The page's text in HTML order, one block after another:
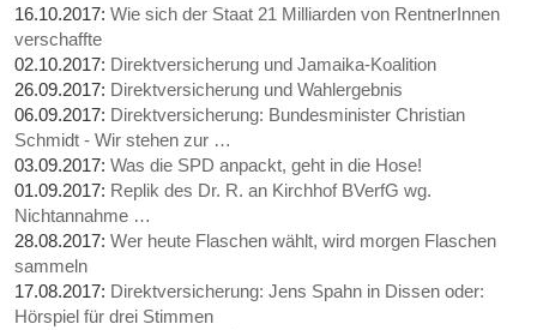
16.10.2017:Wie sich der Staat 21 Milliarden von RentnerInnen
verschaffte
02.10.2017: Direktversicherung und Jamaika-Koalition
26.09.2017: Direktversicherung und Wahlergebnis
06.09.2017: Direktversicherung: Bundesminister Christian
Schmidt - Wir stehen zur …
03.09.2017:Was die SPD anpackt, geht in die Hose!
01.09.2017: Replik des Dr. R. an Kirchhof BVerfG wg.
Nichtannahme …
28.08.2017:Wer heute Flaschen wählt, wird morgen Flaschen
sammeln
17.08.2017: Direktversicherung: Jens Spahn in Dissen oder:
Hörspiel für drei Stimmen